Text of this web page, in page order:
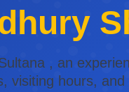
, an
visiting hours,